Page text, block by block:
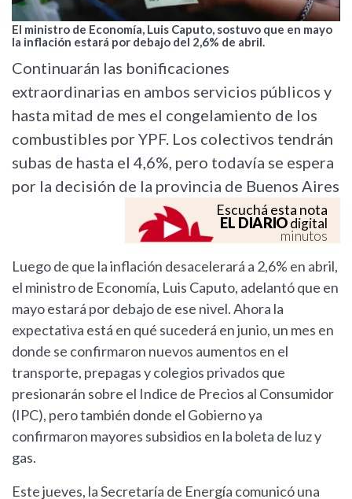
El ministro de Economía, Luis Caputo, sostuvo que en mayo
la inflación estará por debajo del 2,6% de abril.
Continuarán las bonificaciones
extraordinarias en ambos servicios públicos y
hasta mitad de mes el congelamiento de los
combustibles por YPF. Los colectivos tendrán
subas de hasta el 4,6%, pero todavía se espera
por la decisión de la provincia de Buenos Aires
Escuchá esta nota
EL DIARIOdigital
minutos
Luego de que la inflación desacelerará a 2,6% en abril,
el ministro de Economía, Luis Caputo, adelantó que en
mayo estará por debajo de ese nivel. Ahora la
expectativa está en qué sucederá en junio, un mes en
donde se confirmaron nuevos aumentos en el
transporte, prepagas y colegios privados que
presionarán sobre el Indice de Precios al Consumidor
(IPC), pero también donde el Gobierno ya
confirmaron mayores subsidios en la boleta de luz y
gas.
Este jueves, la Secretaría de Energía comunicó una